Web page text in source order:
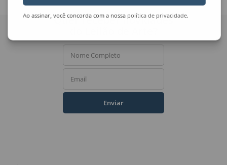
Ao assinar, você concorda com a nossa política de privacidade.
Quer receber novidades
Nome Completo
Email
Enviar